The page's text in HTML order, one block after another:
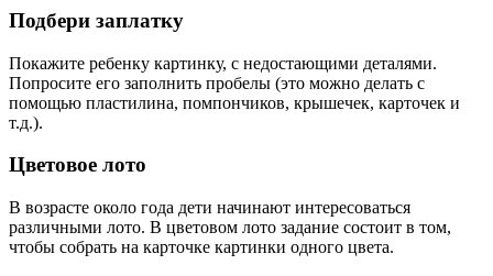
Подбери заплатку
Покажите ребенку картинку, с недостающими деталями.
Попросите его заполнить пробелы (это можно делать с
помощью пластилина, помпончиков, крышечек, карточек и
т.д.).
Цветовое лото
В возрасте около года дети начинают интересоваться
различными лото. В цветовом лото задание состоит в том,
чтобы собрать на карточке картинки одного цвета.